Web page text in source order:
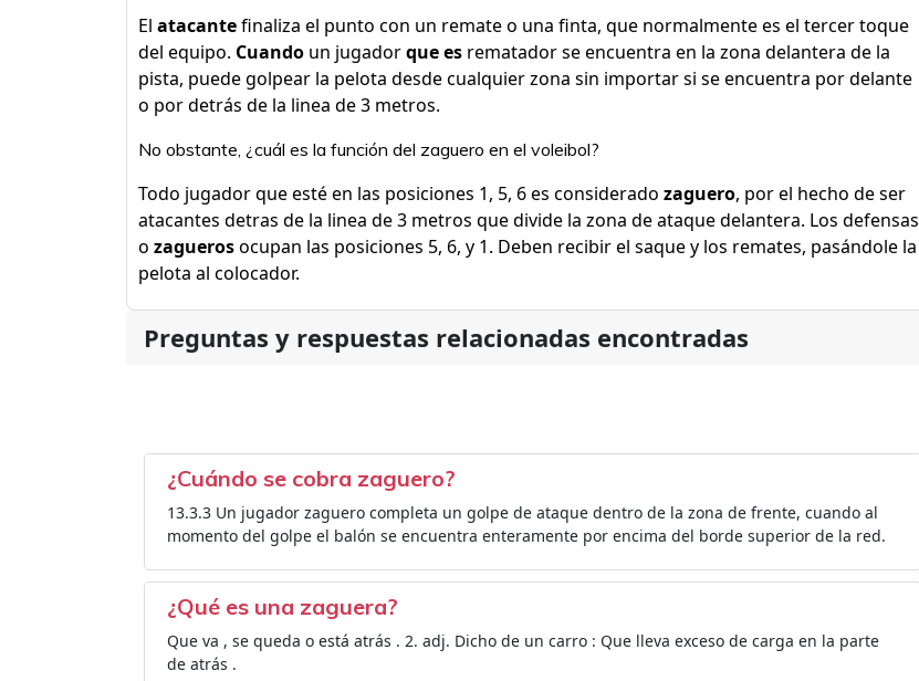
El atacantefinaliza el punto con un remate o una finta, que normalmente es el tercer toque
del equipo. Cuando un jugadorque es rematador se encuentra en la zona delantera de la
pista, puede golpear la pelota desde cualquier zona sin importar si se encuentra por delante
o por detrás de la linea de 3 metros.
No obstante, ¿cuál es la función del zaguero en el voleibol?
Todo jugador que esté en las posiciones 1, 5, 6 es considerado zaguero, por el hecho de ser
atacantes detras de la linea de 3 metros que divide la zona de ataque delantera. Los defensas
o zaguerosocupan las posiciones 5, 6, y 1. Deben recibir el saque y los remates, pasándole la
pelota al colocador.
Preguntas y respuestas relacionadas encontradas
¿Cuándo se cobra zaguero?
13.3.3 Un jugador zaguero completa un golpe de ataque dentro de la zona de frente, cuando al
momento del golpe el balón se encuentra enteramente por encima del borde superior de la red.
¿Qué es una zaguera?
Que va , se queda o está atrás . 2. adj. Dicho de un carro : Que lleva exceso de carga en la parte
de atrás .